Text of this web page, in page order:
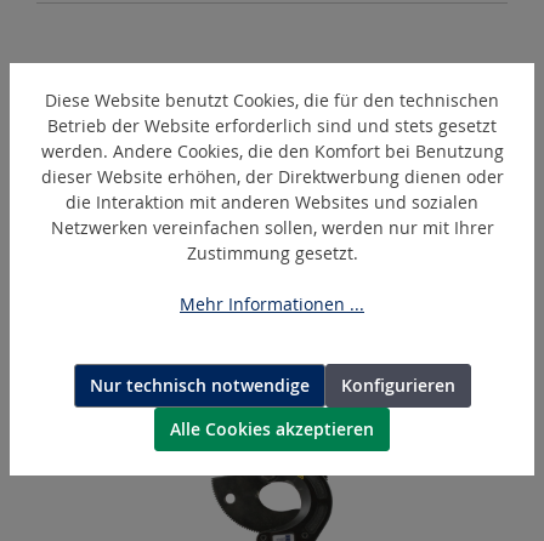
Makita Akku Lithium-Ionen 18 V
Produktgalerie überspringen
Ähnliche Artikel
Diese Website benutzt Cookies, die für den technischen
Betrieb der Website erforderlich sind und stets gesetzt
werden. Andere Cookies, die den Komfort bei Benutzung
dieser Website erhöhen, der Direktwerbung dienen oder
die Interaktion mit anderen Websites und sozialen
Netzwerken vereinfachen sollen, werden nur mit Ihrer
Zustimmung gesetzt.
Mehr Informationen ...
Nur technisch notwendige
Konfigurieren
Alle Cookies akzeptieren